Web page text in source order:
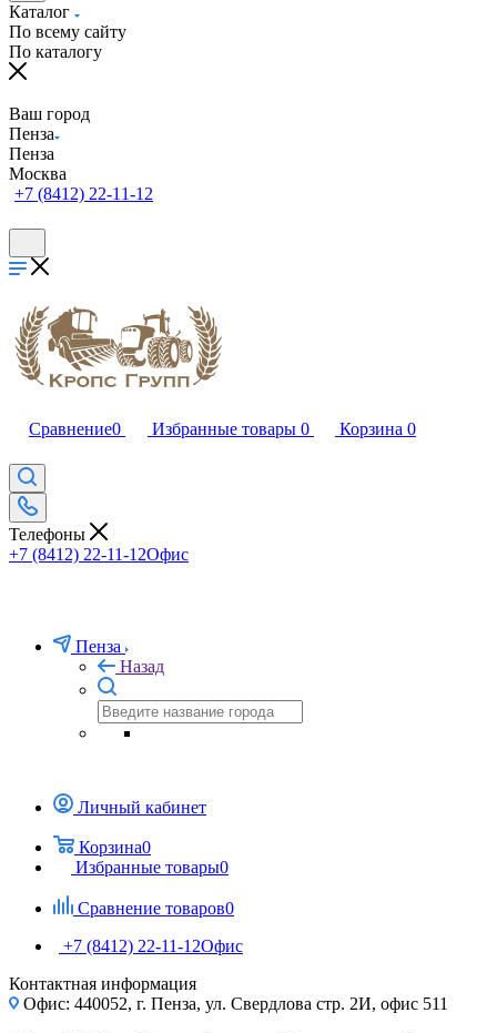
Каталог
По всему сайту
По каталогу
Ваш город
Пенза
Пенза
Москва
+7 (8412) 22-11-12
Сравнение0 Избранные товары 0 Корзина 0
Телефоны
+7 (8412) 22-11-12Офис
Пенза
Назад
Личный кабинет
Корзина0
Избранные товары0
Сравнение товаров0
+7 (8412) 22-11-12Офис
Контактная информация
Офис: 440052, г. Пенза, ул. Свердлова стр. 2И, офис 511